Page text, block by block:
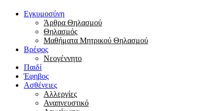
Εγκυμοσύνη
Άρθρα Θηλασμού
Θηλασμός
Μαθήματα Μητρικού Θηλασμού
Βρέφος
Νεογέννητο
Παιδί
Έφηβος
Ασθένειες
Αλλεργίες
Αναπνευστικό